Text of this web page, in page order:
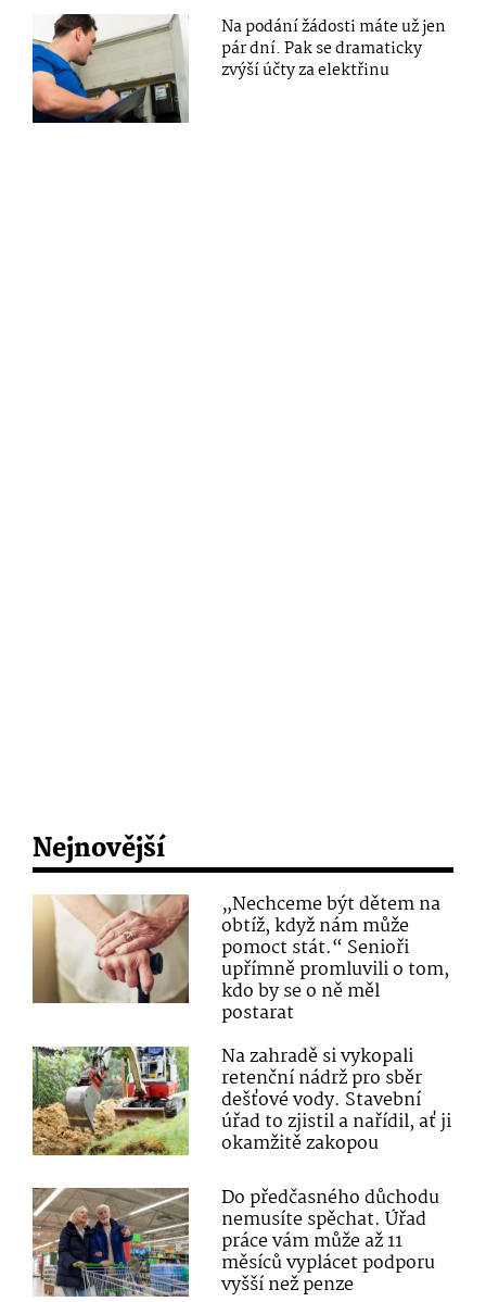
Na podání žádosti máte už jen
pár dní. Pak se dramaticky
zvýší účty za elektřinu
Nejnovější
„Nechceme být dětem na
obtíž, když nám může
pomoct stát.“ Senioři
upřímně promluvili o tom,
kdo by se o ně měl
postarat
Na zahradě si vykopali
retenční nádrž pro sběr
dešťové vody. Stavební
úřad to zjistil a nařídil, ať ji
okamžitě zakopou
Do předčasného důchodu
nemusíte spěchat. Úřad
práce vám může až 11
měsíců vyplácet podporu
vyšší než penze